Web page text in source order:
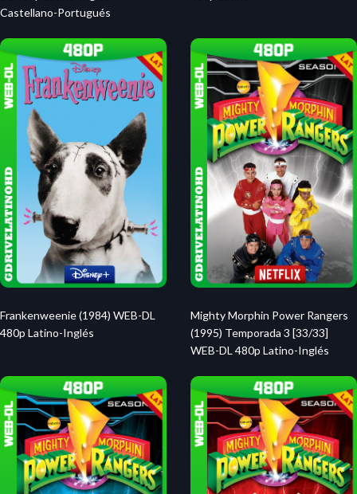
Castellano-Portugués
Frankenweenie (1984) WEB-DL
480p Latino-Inglés
Mighty Morphin Power Rangers
(1995) Temporada 3 [33/33]
WEB-DL 480p Latino-Inglés